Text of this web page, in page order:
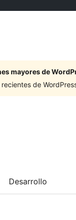
mayores de
de
Desarrollo